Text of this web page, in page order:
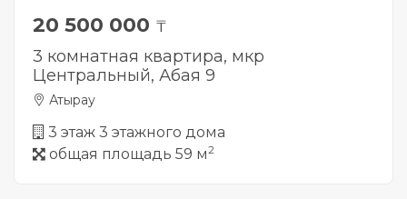
20 500 000 ₸
3 комнатная квартира, мкр
Центральный, Абая 9
Атырау
3 этаж 3 этажного дома
общая площадь 59 м2